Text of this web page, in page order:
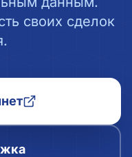
своих сделок